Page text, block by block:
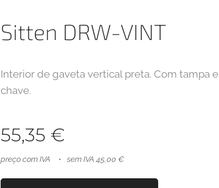
Sitten DRW-VINT
Interior de gaveta vertical preta. Com tampa e
chave.
55,35 €
preço com IVA sem IVA 45,00 €